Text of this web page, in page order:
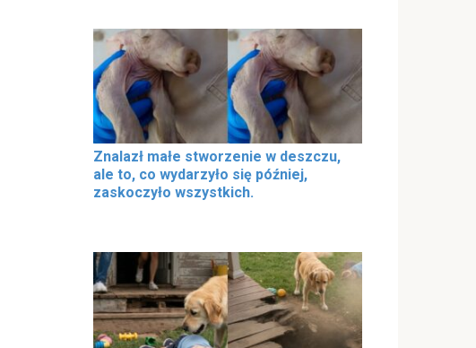
Znalazł małe stworzenie w deszczu,
ale to, co wydarzyło się później,
zaskoczyło wszystkich.